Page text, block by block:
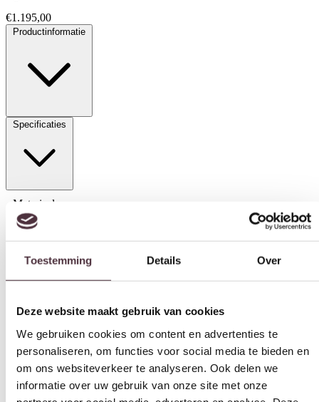
Toestemming
Deze website maakt gebruik van cookies
We gebruiken cookies om content en advertenties te
om ons websiteverkeer te analyseren. Ook delen we
informatie over uw gebruik van onze site met onze
partners voor social media, adverteren en analyse. Deze
partners kunnen deze gegevens combineren met andere
informatie die u aan ze heeft verstrekt of die ze hebben
verzameld op basis van uw gebruik van hun services.
€1.195,00
Productinformatie
Specificaties
Materiaal
Leer, Stof
2,5 zitsbank, 2-zitsbank, 3-zitsbank, Bankstel
Zitdiepte (cm)
52 cm, 62 cm
Leuninghoogte arm (cm)